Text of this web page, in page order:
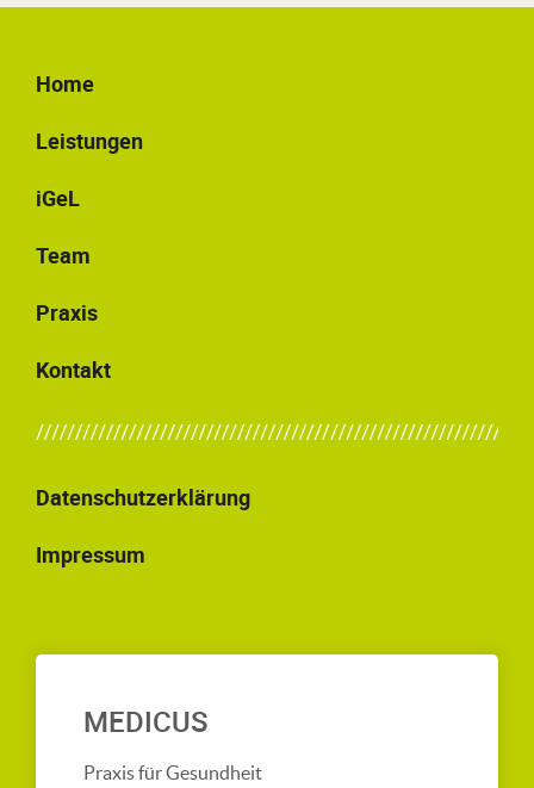
Home
Leistungen
iGeL
Team
Praxis
Kontakt
Datenschutzerklärung
Impressum
MEDICUS
Praxis für Gesundheit